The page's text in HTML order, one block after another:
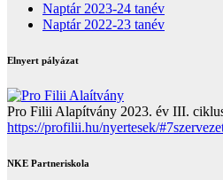
Naptár 2023-24 tanév
Naptár 2022-23 tanév
Elnyert pályázat
Pro Filii Alapítvány 2023. év III.
https://profilii.hu/nyertesek/
NKE Partneriskola